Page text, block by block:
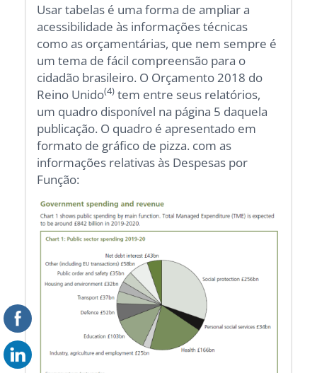
Usar tabelas é uma forma de ampliar a
acessibilidade às informações técnicas
como as orçamentárias, que nem sempre é
um tema de fácil compreensão para o
cidadão brasileiro. O Orçamento 2018 do
Reino Unido(4) tem entre seus relatórios,
um quadro disponível na página 5 daquela
publicação. O quadro é apresentado em
formato de gráfico de pizza. com as
informações relativas às Despesas por
Função: